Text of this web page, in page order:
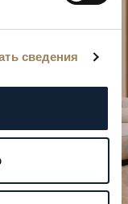
сведения